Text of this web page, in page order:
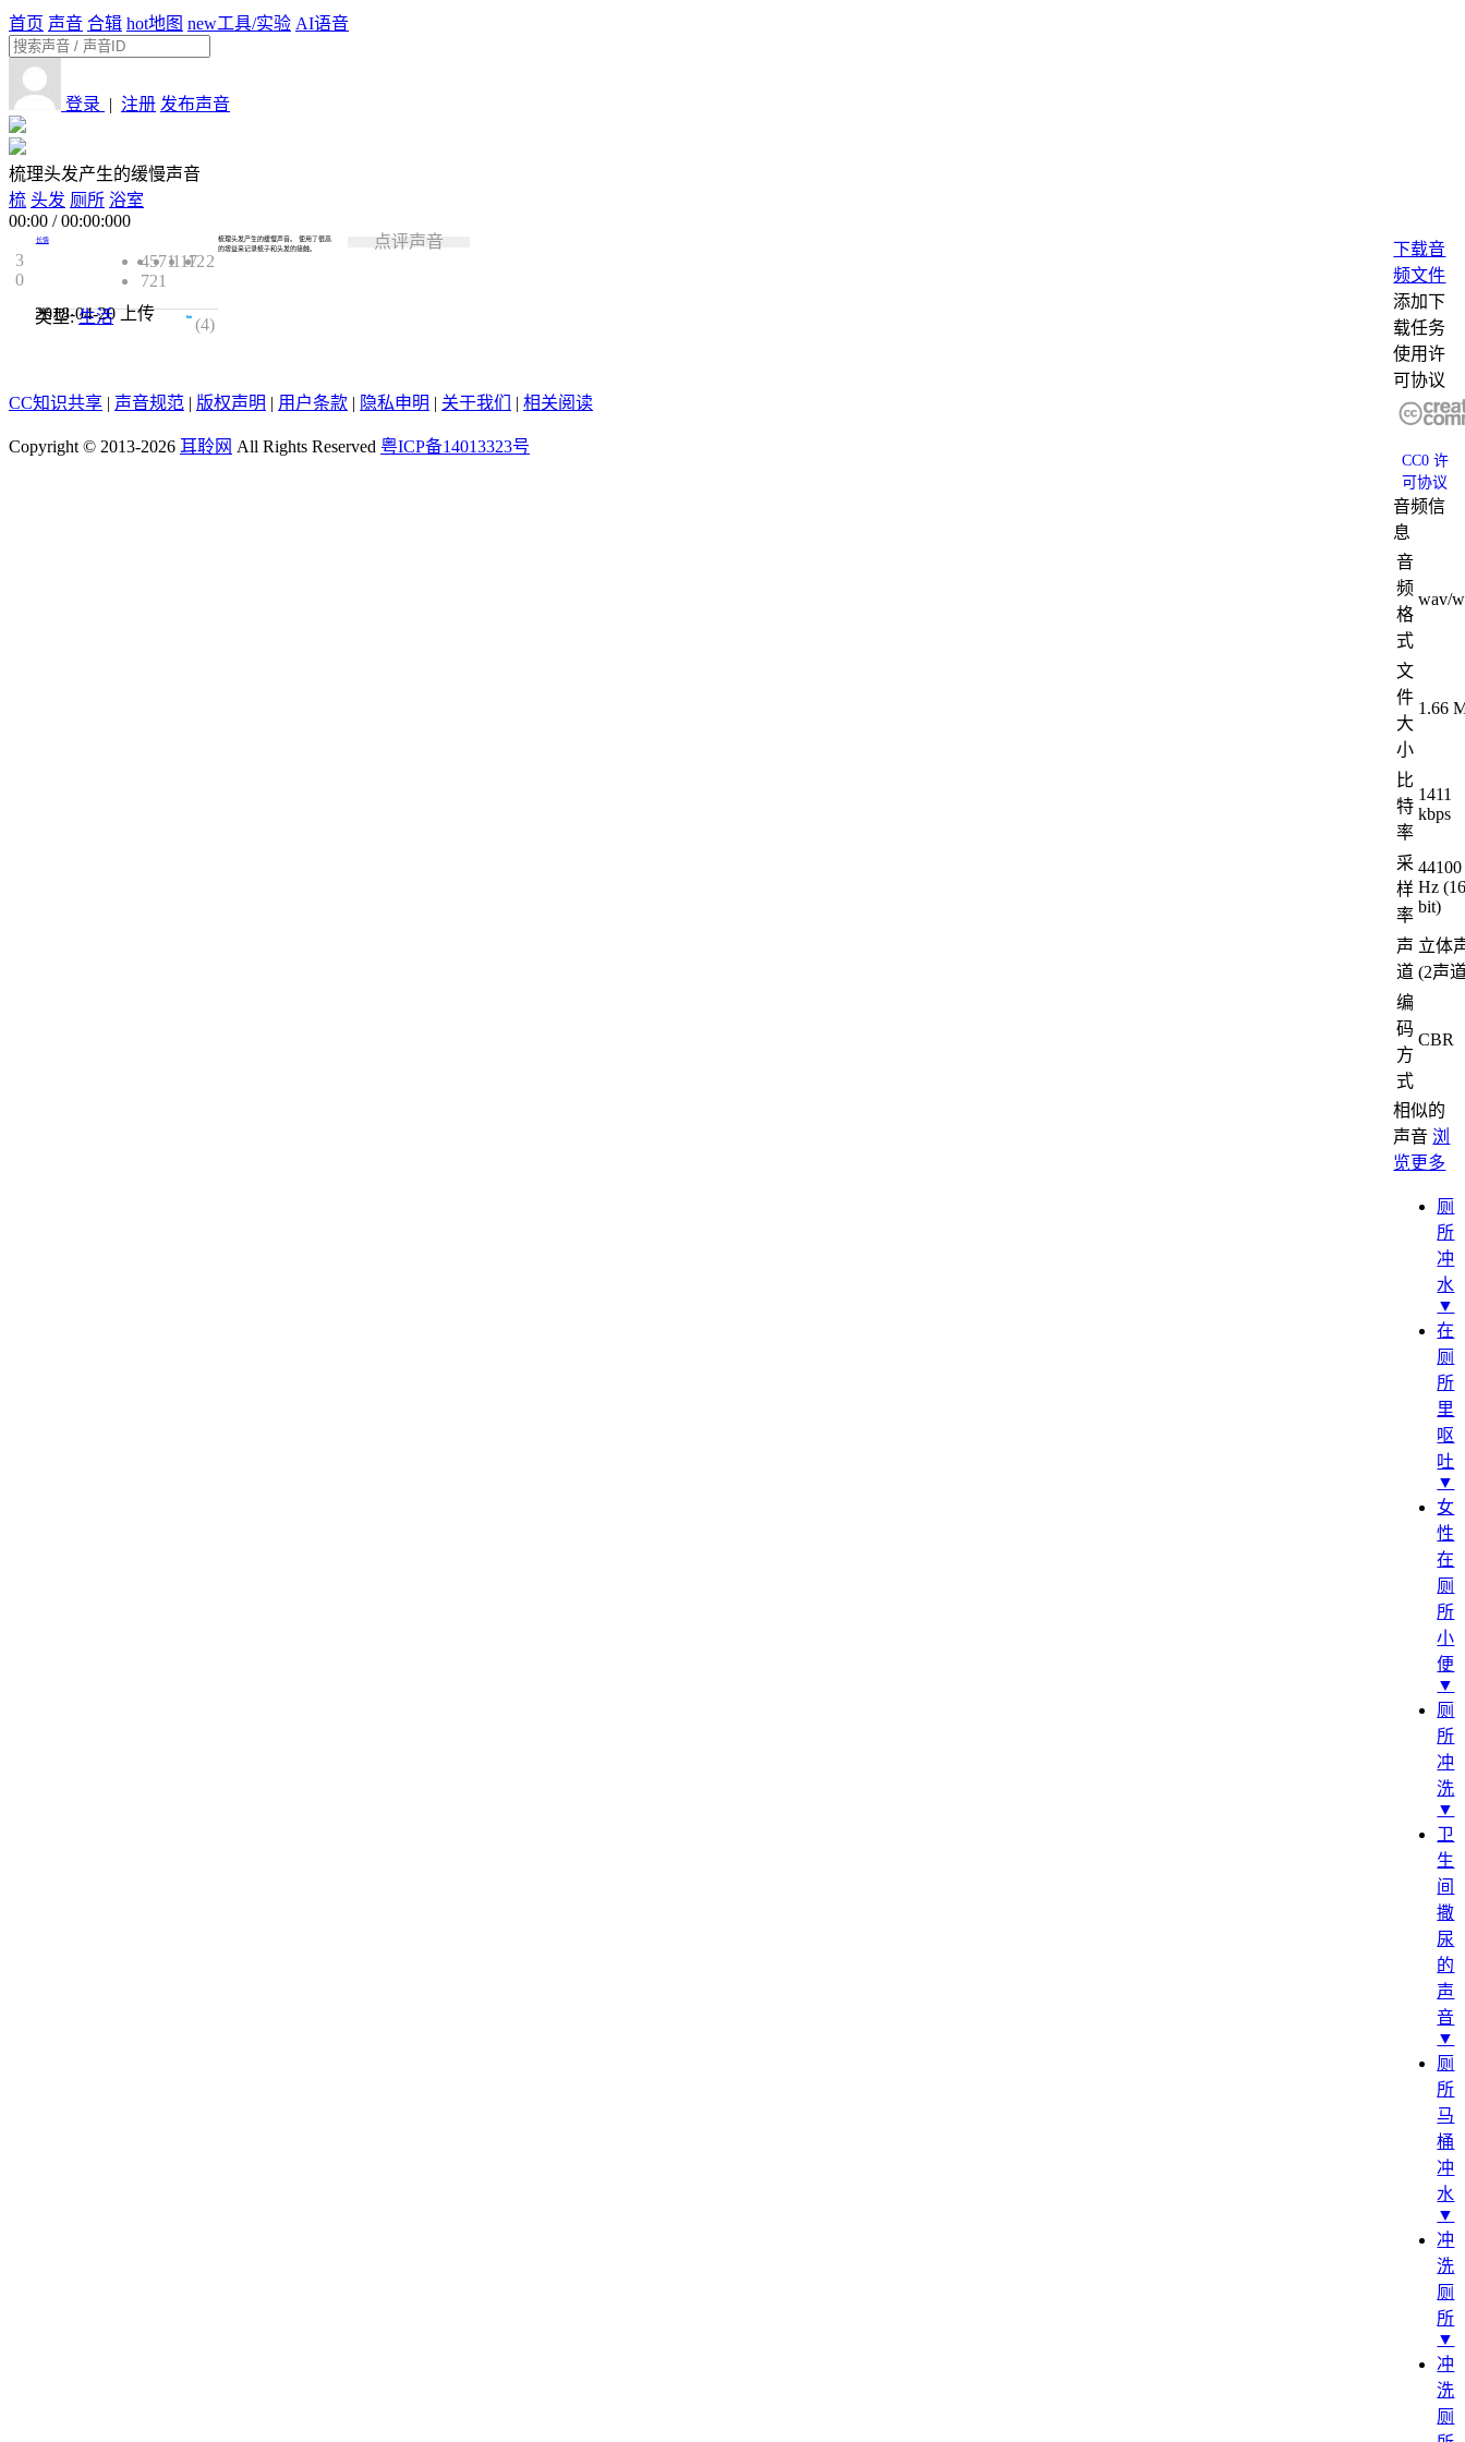
首页 声音 合辑 hot地图 new工具/实验 AI语音
登录 | 注册 发布声音
梳理头发产生的缓慢声音
梳 头发 厕所 浴室
00:00 /00:00:000
3
0
长情
4571117122
721
2018-04-20上传
类型:生活 5.0
(4)
下载音
频文件
添加下
载任务
使用许
可协议
CC0 许
可协议
音频信
息
音
频
格
式
wav/
文
件
大
小
1.66
比
特
率
1411
kbps
采
样
率
44100
Hz
bit)
声
道
立体
(2声
编
码
方
式
CBR
相似的
声音 浏
览更多
厕
所
冲
水
▼
在
厕
所
里
呕
吐
▼
女
性
在
厕
所
小
便
▼
厕
所
冲
洗
▼
卫
生
间
撒
尿
的
声
音
▼
厕
所
马
桶
冲
水
▼
冲
洗
厕
所
▼
冲
洗
厕
梳理头发产生的缓慢声音。 使用了很高
的增益来记录梳子和头发的接触。
点评声音
CC知识共享 | 声音规范 | 版权声明 | 用户条款 | 隐私申明 | 关于我们 | 相关阅读
Copyright © 2013-2026 耳聆网 All Rights Reserved 粤ICP备14013323号